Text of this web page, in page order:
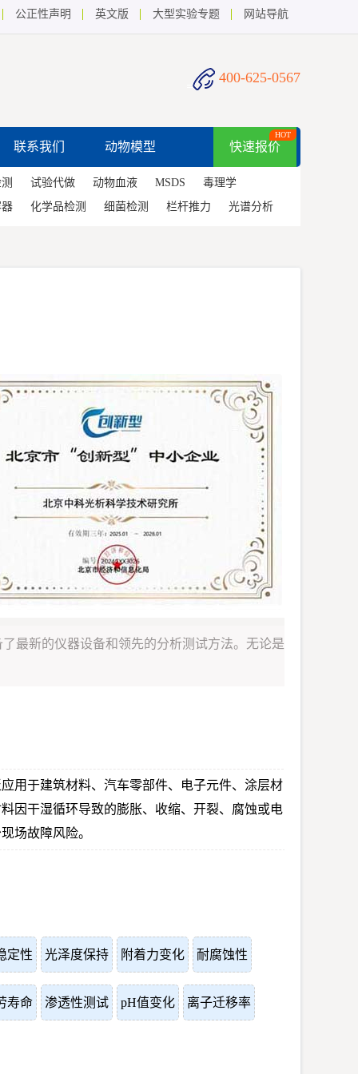
公正性声明 英文版 大型实验专题 网站导航
400-625-0567
联系我们 动物模型 快速报价
HOT
试验代做 动物血液 MSDS
毒理学
化学品检测 细菌检测 栏杆推力 光谱分析
最新的仪器设备和领先的分析测试方法。无论是
用于建筑材料、汽车零部件、电子元件、涂层材
因干湿循环导致的膨胀、收缩、开裂、腐蚀或电
场故障风险。
定性 光泽度保持 附着力变化 耐腐蚀性
寿命 渗透性测试 pH值变化 离子迁移率